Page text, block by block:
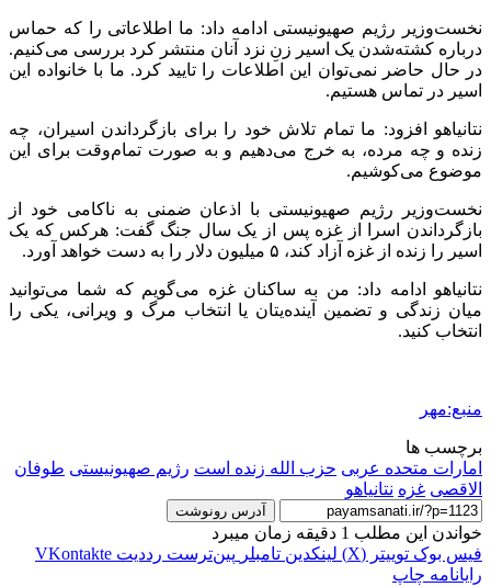
نخست‌وزیر رژیم صهیونیستی ادامه داد: ما اطلاعاتی را که حماس
درباره کشته‌شدن یک اسیر زنِ نزد آنان منتشر کرد بررسی می‌کنیم.
در حال حاضر نمی‌توان این اطلاعات را تایید کرد. ما با خانواده این
اسیر در تماس هستیم.
نتانیاهو افزود: ما تمام تلاش خود را برای بازگرداندن اسیران، چه
زنده و چه مرده، به خرج می‌دهیم و به صورت تمام‌وقت برای این
موضوع می‌کوشیم.
نخست‌وزیر رژیم صهیونیستی با اذعان ضمنی به ناکامی خود از
بازگرداندن اسرا از غزه پس از یک سال جنگ گفت: هرکس که یک
اسیر را زنده از غزه آزاد کند، ۵ میلیون دلار را به دست خواهد آورد.
نتانیاهو ادامه داد: من به ساکنان غزه می‌گویم که شما می‌توانید
میان زندگی و تضمین آینده‌یتان یا انتخاب مرگ و ویرانی، یکی را
انتخاب کنید.
منبع:مهر
برچسب ها
امارات متحده عربی حزب الله زنده است رژیم صهیونیستی طوفان
الاقصی غزه نتانیاهو
آدرس رونوشت
خواندن این مطلب 1 دقیقه زمان میبرد
فیس بوک توییتر (X) لینکدین ‫تامبلر ‫پین‌ترست ‫رددیت ‫VKontakte
رایانامه چاپ